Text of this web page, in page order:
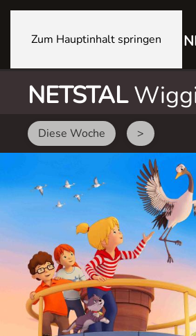
Zum Hauptinhalt springen
NETSTAL
Diese Woche >